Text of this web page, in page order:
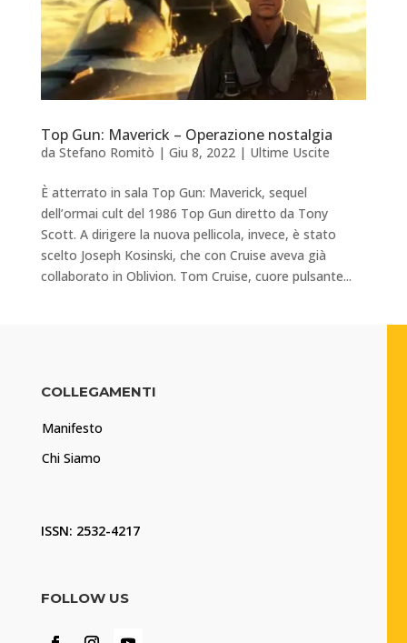
Top Gun: Maverick – Operazione nostalgia
da Stefano Romitò | Giu 8, 2022| Ultime Uscite
È atterrato in sala Top Gun: Maverick, sequel
dell’ormai cult del 1986 Top Gun diretto da Tony
Scott. A dirigere la nuova pellicola, invece, è stato
scelto Joseph Kosinski, che con Cruise aveva già
collaborato in Oblivion. Tom Cruise, cuore pulsante...
COLLEGAMENTI
Manifesto
Chi Siamo
ISSN: 2532-4217
FOLLOW US